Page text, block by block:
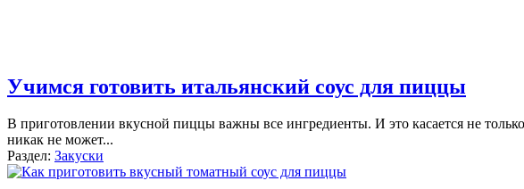
Учимся готовить итальянский соус для пиццы
В приготовлении вкусной пиццы важны все ингредиенты. И это касается не
никак не может...
Раздел: Закуски